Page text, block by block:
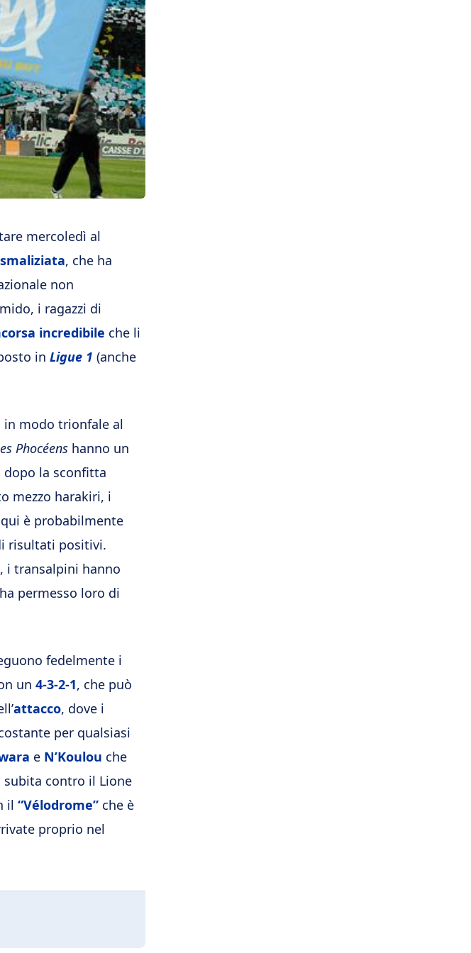
mercoledì al
, che ha
non
i ragazzi di
incredibile che li
in Ligue 1 (anche
modo trionfale al
Phocéens hanno un
dopo la sconfitta
mezzo harakiri, i
è probabilmente
risultati positivi.
i transalpini hanno
permesso loro di
fedelmente i
un 4-3-2-1, che può
attacco, dove i
per qualsiasi
e N’Koulou che
subita contro il Lione
il “Vélodrome” che è
proprio nel